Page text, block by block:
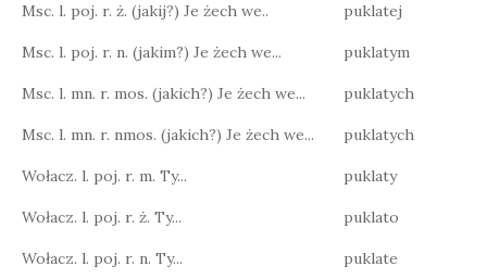
Msc. l. poj. r. ż. (jakij?) Je żech we.. puklatej
Msc. l. poj. r. n. (jakim?) Je żech we... puklatym
Msc. l. mn. r. mos. (jakich?) Je żech we... puklatych
Msc. l. mn. r. nmos. (jakich?) Je żech we... puklatych
Wołacz. l. poj. r. m. Ty... puklaty
Wołacz. l. poj. r. ż. Ty... puklato
Wołacz. l. poj. r. n. Ty... puklate